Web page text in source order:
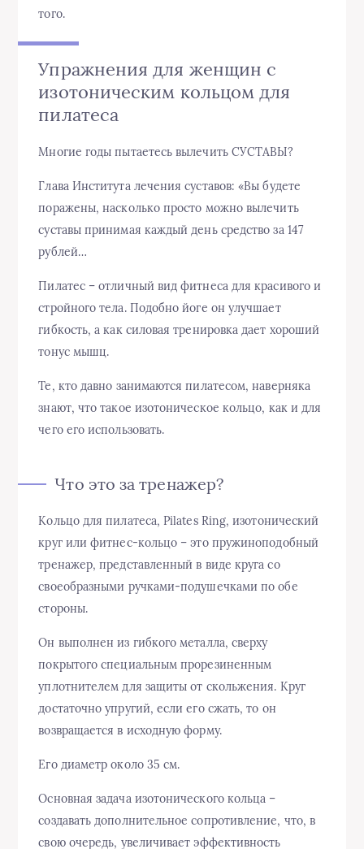
того.
Упражнения для женщин с
изотоническим кольцом для
пилатеса
Многие годы пытаетесь вылечить СУСТАВЫ?
Глава Института лечения суставов: «Вы будете
поражены, насколько просто можно вылечить
суставы принимая каждый день средство за 147
рублей…
Пилатес – отличный вид фитнеса для красивого и
стройного тела. Подобно йоге он улучшает
гибкость, а как силовая тренировка дает хороший
тонус мышц.
Те, кто давно занимаются пилатесом, наверняка
знают, что такое изотоническое кольцо, как и для
чего его использовать.
Что это за тренажер?
Кольцо для пилатеса, Pilates Ring, изотонический
круг или фитнес-кольцо – это пружиноподобный
тренажер, представленный в виде круга со
своеобразными ручками-подушечками по обе
стороны.
Он выполнен из гибкого металла, сверху
покрытого специальным прорезиненным
уплотнителем для защиты от скольжения. Круг
достаточно упругий, если его сжать, то он
возвращается в исходную форму.
Его диаметр около 35 см.
Основная задача изотонического кольца –
создавать дополнительное сопротивление, что, в
свою очередь, увеличивает эффективность